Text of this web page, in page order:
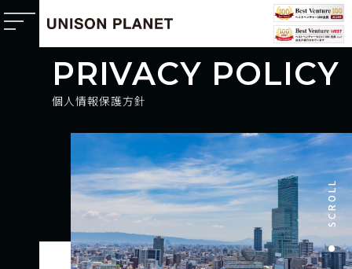
PRIVACY POLICY
個人情報保護方針
SCROLL